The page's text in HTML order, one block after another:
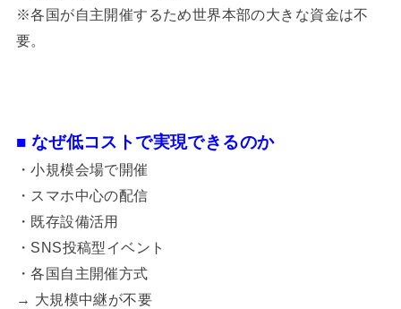
※各国が自主開催するため世界本部の大きな資金は不
要。
■ なぜ低コストで実現できるのか
・小規模会場で開催
・スマホ中心の配信
・既存設備活用
・SNS投稿型イベント
・各国自主開催方式
→ 大規模中継が不要